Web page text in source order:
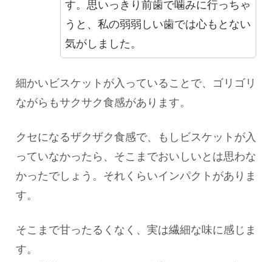
す。思いっきり前歯で噛みに行っちゃ
うと、私の弱弱しい歯では心もとない
気がしました。
細かいビスケットが入っていることで、ゴリゴリ
ながらもサクサク食感があります。
クセになるザクザク食感で、もしビスケットが入
っていなかったら、そこまでおいしいとは思わな
かったでしょう。それくらいインパクトがありま
す。
そこまで甘ったるくなく、実は繊細な味に感じま
す。